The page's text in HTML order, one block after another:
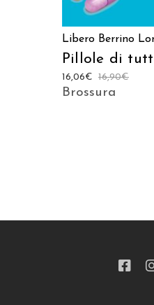
Libero Berrino
Pillole di
16,90€
16,06€
Brossura